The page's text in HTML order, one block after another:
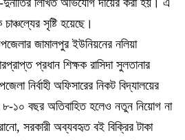
লিখিত অভিযোগ দায়ের করা হয়। এ
চাঞ্চল্যের সৃষ্টি হয়েছে।
জামালপুর ইউনিয়নের নলিয়া
প্রধান শিক্ষক রাসিদা সুলতানার
নির্বাহী অফিসারের নিকট বিদ্যালয়ের
৮-১০ বছর অতিবাহিত হলেও নতুন নিয়োগ না
সরকারী অব্যবহৃত বই বিক্রির টাকা